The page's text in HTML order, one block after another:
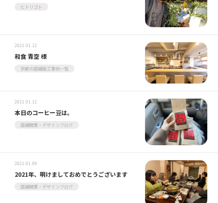
ヒトリゴト
2021.01.12
和食 青空 様
京都の店舗施工事例一覧
2021.01.12
本日のコーヒー豆は。
店舗開業・デザインブログ
2021.01.09
2021年、明けましておめでとうございます
店舗開業・デザインブログ